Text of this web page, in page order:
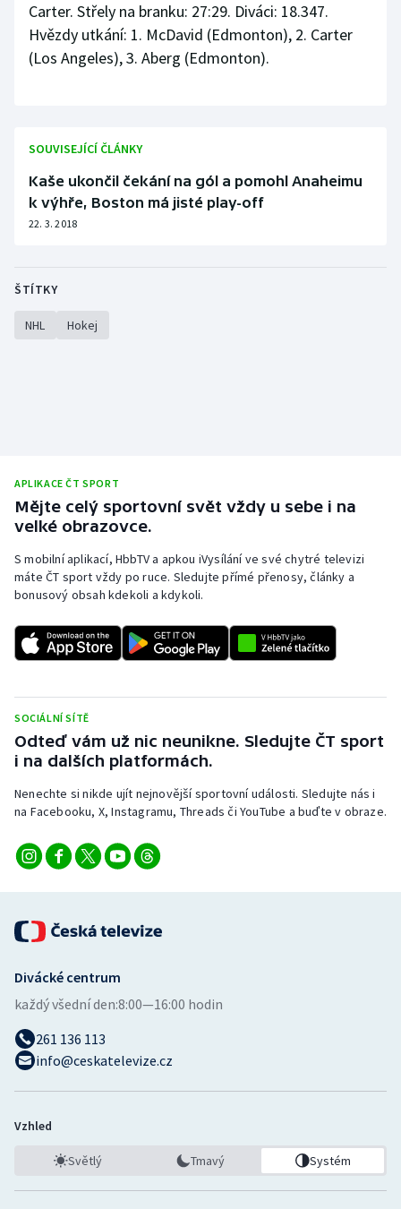
Carter. Střely na branku: 27:29. Diváci: 18.347.
Hvězdy utkání: 1. McDavid (Edmonton), 2. Carter
(Los Angeles), 3. Aberg (Edmonton).
SOUVISEJÍCÍ ČLÁNKY
Kaše ukončil čekání na gól a pomohl Anaheimu
k výhře, Boston má jisté play-off
22. 3. 2018
ŠTÍTKY
NHL Hokej
APLIKACE ČT SPORT
Mějte celý sportovní svět vždy u sebe i na
velké obrazovce.
S mobilní aplikací, HbbTV a apkou iVysílání ve své chytré televizi
máte ČT sport vždy po ruce. Sledujte přímé přenosy, články a
bonusový obsah kdekoli a kdykoli.
SOCIÁLNÍ SÍTĚ
Odteď vám už nic neunikne. Sledujte ČT sport
i na dalších platformách.
Nenechte si nikde ujít nejnovější sportovní události. Sledujte nás i
na Facebooku, X, Instagramu, Threads či YouTube a buďte v obraze.
Divácké centrum
každý všední den:8:00—16:00 hodin
261 136 113
info@ceskatelevize.cz
Vzhled
Světlý Tmavý Systém